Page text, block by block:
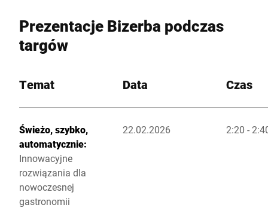
Prezentacje Bizerba podczas
targów
Temat Data Czas
Świeżo, szybko,
automatycznie:
Innowacyjne
rozwiązania dla
nowoczesnej
gastronomii
22.02.2026 2:20 -